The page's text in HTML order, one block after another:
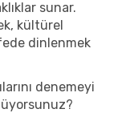
sunar.
kültürel
dinlenmek
denemeyi